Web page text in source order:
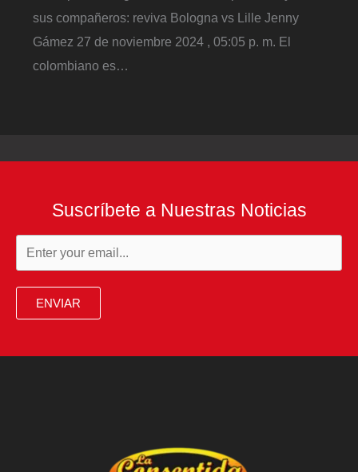
sus compañeros: reviva Bologna vs Lille Jenny
Gámez 27 de noviembre 2024 , 05:05 p. m. El
colombiano es…
Suscríbete a Nuestras Noticias
ENVIAR